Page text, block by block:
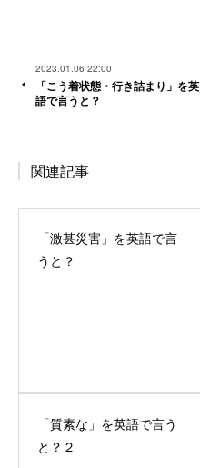
2023.01.06 22:00
「こう着状態・行き詰まり」を英
語で言うと？
関連記事
「激甚災害」を英語で言
うと？
「質素な」を英語で言う
と？２